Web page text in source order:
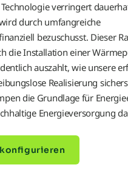
verringert
durch umfangreiche
bezuschusst. Dieser
die Installation einer
auszahlt, wie unsere
Realisierung
die Grundlage für
Energieversorgung